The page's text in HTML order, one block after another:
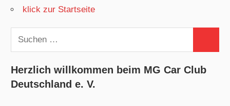
klick zur Startseite
Suchen
nach:
Herzlich willkommen beim MG Car Club
Deutschland e. V.